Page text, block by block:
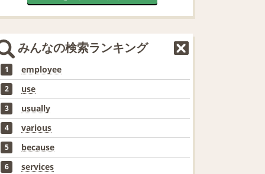
みんなの検索ランキング
1 employee
2 use
3 usually
4 various
5 because
6 services